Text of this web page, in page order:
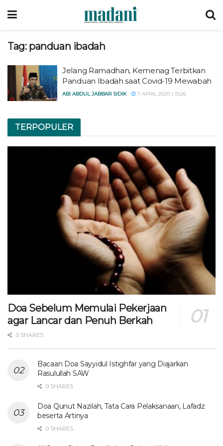
Tag: panduan ibadah
Jelang Ramadhan, Kemenag Terbitkan
Panduan Ibadah saat Covid-19 Mewabah
ABI ABDUL JABBAR SIDIK 7 APRIL 2020 | 13:26
TERPOPULER
Doa Sebelum Memulai Pekerjaan
agar Lancar dan Penuh Berkah
0 SHARES
Bacaan Doa Sayyidul Istighfar yang Diajarkan
Rasulullah SAW
0 SHARES
Doa Qunut Nazilah, Tata Cara Pelaksanaan, Lafadz
beserta Artinya
0 SHARES